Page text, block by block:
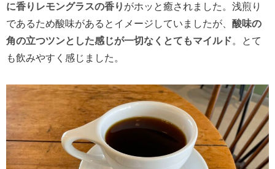
に香りレモングラスの香り がホッと癒されました。浅煎り
であるため酸味があるとイメージしていましたが、 酸味の
角の立つツンとした感じが一切なくとてもマイルド。とて
も飲みやすく感じました。